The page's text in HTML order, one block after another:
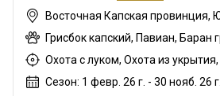
Сезон: 1 февр. 26 г. - 30 нояб. 26 г.